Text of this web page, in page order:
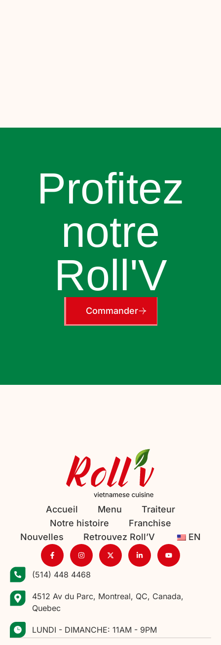
Profitez
notre
Roll'V
Commander
Accueil Menu
Traiteur
Notre histoire
Franchise
Nouvelles
Retrouvez Roll’V EN
(514) 448 4468
4512 Av du Parc, Montreal, QC, Canada,
Quebec
LUNDI - DIMANCHE: 11AM - 9PM